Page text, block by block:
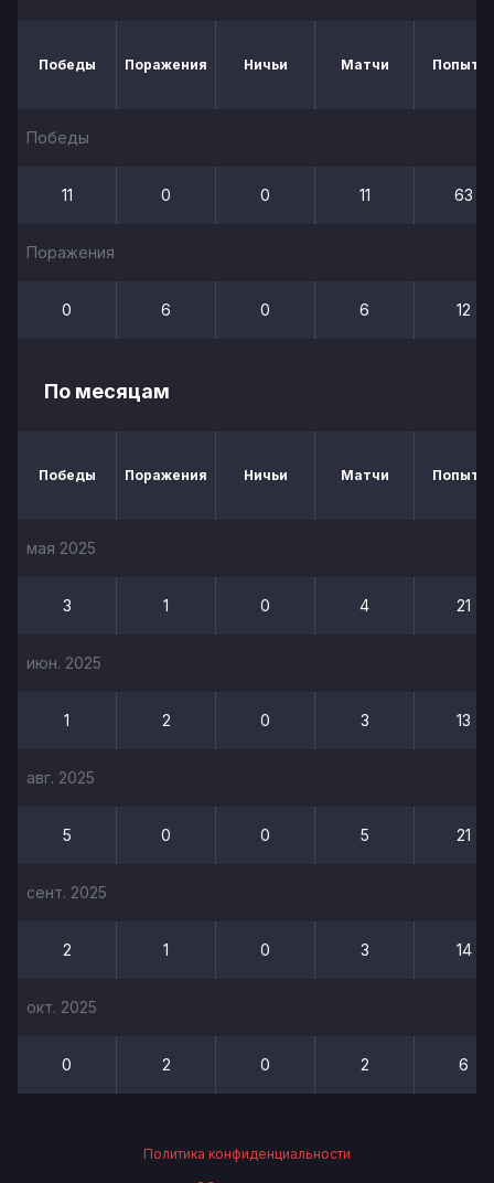
Победы Поражения Ничьи Матчи
Победы
11 0 0 11 63
Поражения
0 6 0 6 12
По месяцам
Победы Поражения Ничьи Матчи
мая 2025
3 1 0 4 21
июн. 2025
1 2 0 3 13
авг. 2025
5 0 0 5 21
сент. 2025
2 1 0 3 14
окт. 2025
0 2 0 2 6
Политика конфиденциальности